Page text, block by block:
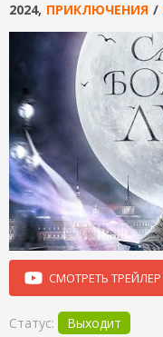
2024, ПРИКЛЮЧЕНИЯ /
СМОТРЕТЬ ТРЕЙЛЕР
Статус:
Выходит